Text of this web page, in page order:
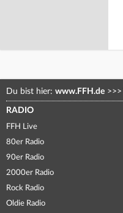
Du bist hier: www.FFH.de >>>
RADIO
FFH Live
80er Radio
90er Radio
2000er Radio
Rock Radio
Oldie Radio